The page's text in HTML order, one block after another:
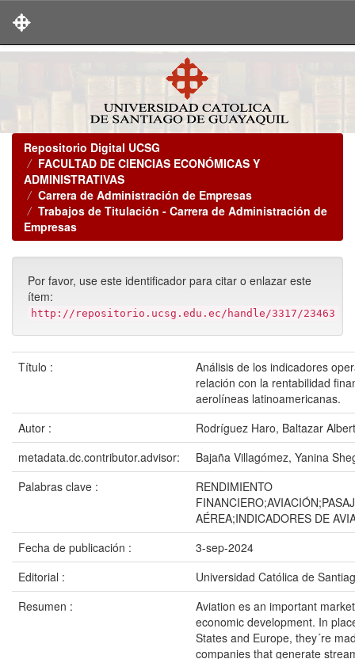
Repositorio Digital UCSG
FACULTAD DE CIENCIAS ECONÓMICAS Y
ADMINISTRATIVAS
Carrera de Administración de Empresas
Trabajos de Titulación - Carrera de Administración de
Empresas
Por favor, use este identificador para citar o enlazar este
ítem:
http://repositorio.ucsg.edu.ec/handle/3317/23463
Título :
Análisis de los indicadores
relación con la rentabilidad
aerolíneas latinoamericanas.
Autor :
Rodríguez Haro, Baltazar
metadata.dc.contributor.advisor:
Bajaña Villagómez, Yanina
Palabras clave :
RENDIMIENTO
AÉREA;INDICADORES DE
Fecha de publicación :
3-sep-2024
Editorial :
Universidad Católica de
Resumen :
Aviation es an important
economic development. In
States and Europe, they´re
companies that generate